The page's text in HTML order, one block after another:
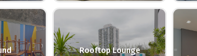
Rooftop Lounge